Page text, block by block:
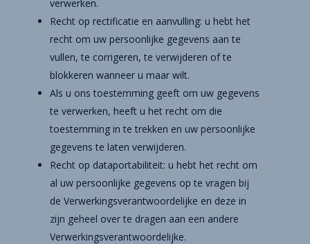
verwerken.
Recht op rectificatie en aanvulling: u hebt het
recht om uw persoonlijke gegevens aan te
vullen, te corrigeren, te verwijderen of te
blokkeren wanneer u maar wilt.
Als u ons toestemming geeft om uw gegevens
te verwerken, heeft u het recht om die
toestemming in te trekken en uw persoonlijke
gegevens te laten verwijderen.
Recht op dataportabiliteit: u hebt het recht om
al uw persoonlijke gegevens op te vragen bij
de Verwerkingsverantwoordelijke en deze in
zijn geheel over te dragen aan een andere
Verwerkingsverantwoordelijke.